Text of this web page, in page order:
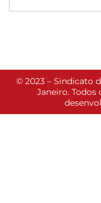
© 2023 – Sindicato
Janeiro. Todos